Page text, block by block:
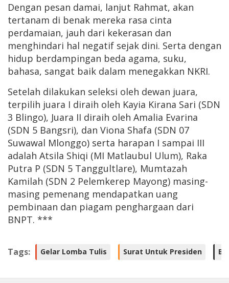
Dengan pesan damai, lanjut Rahmat, akan
tertanam di benak mereka rasa cinta
perdamaian, jauh dari kekerasan dan
menghindari hal negatif sejak dini. Serta dengan
hidup berdampingan beda agama, suku,
bahasa, sangat baik dalam menegakkan NKRI.
Setelah dilakukan seleksi oleh dewan juara,
terpilih juara I diraih oleh Kayia Kirana Sari (SDN
3 Blingo), Juara II diraih oleh Amalia Evarina
(SDN 5 Bangsri), dan Viona Shafa (SDN 07
Suwawal Mlonggo) serta harapan I sampai III
adalah Atsila Shiqi (MI Matlaubul Ulum), Raka
Putra P (SDN 5 Tanggultlare), Mumtazah
Kamilah (SDN 2 Pelemkerep Mayong) masing-
masing pemenang mendapatkan uang
pembinaan dan piagam penghargaan dari
BNPT. ***
Tags: Gelar Lomba Tulis Surat Untuk Presiden